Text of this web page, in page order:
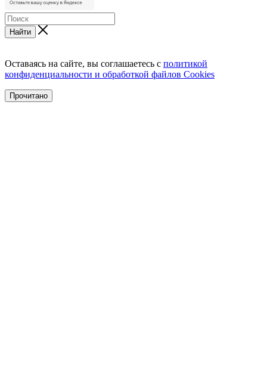
Найти
Оставаясь на сайте, вы соглашаетесь с политикой
конфиденциальности и обработкой файлов Cookies
Прочитано